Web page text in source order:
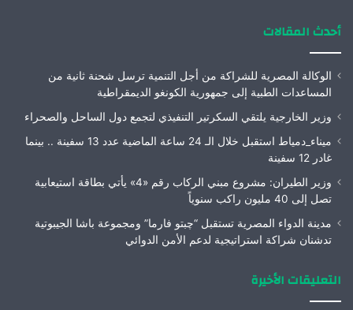
أحدث المقالات
الوكالة المصرية للشراكة من أجل التنمية ترسل شحنة ثانية من
المساعدات الطبية إلى جمهورية الكونغو الديمقراطية
وزير الخارجية يلتقي السكرتير التنفيذي لتجمع دول الساحل والصحراء
ميناء_دمياط استقبل خلال الـ 24 ساعة الماضية عدد 13 سفينة .. بينما
غادر 12 سفينة
وزير الطيران: مشروع مبني الركاب رقم «4» يأتي بطاقة استيعابية
تصل إلى 40 مليون راكب سنوياً
مدينة الدواء المصرية تستقبل “چبتو فارما” ومجموعة باشا الجيبوتية
تدشنان شراكة استراتيجية لدعم الأمن الدوائي
التعليقات الأخيرة